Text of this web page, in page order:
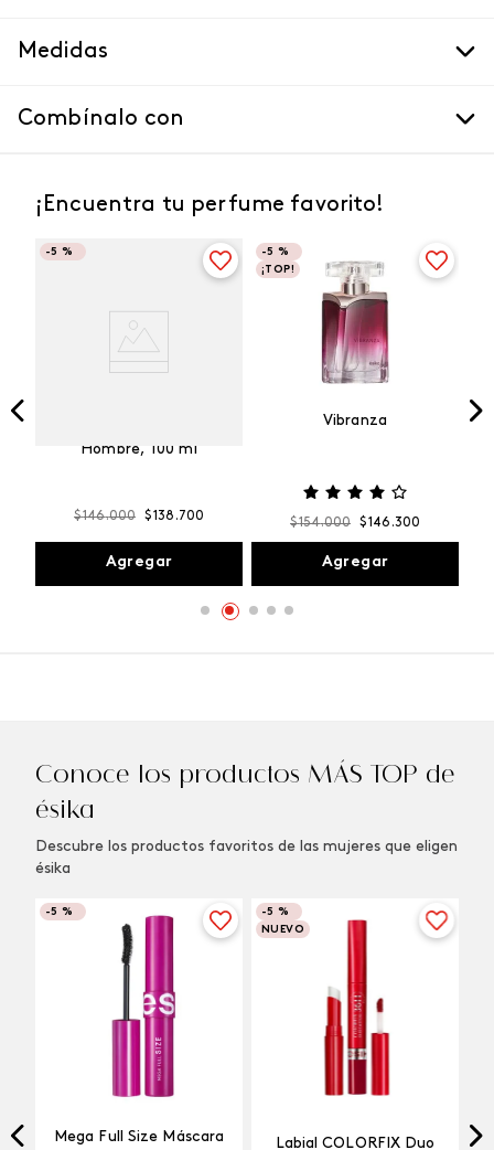
Medidas
Combínalo con
¡Encuentra tu perfume favorito!
-5 %
Hombre, 100 ml
$146.000 $138 .700
Agregar
-5 %
¡TOP!
Vibranza
$154.000 $146 .300
Agregar
Conoce los productos MÁS TOP de
ésika
Descubre los productos favoritos de las mujeres que eligen
ésika
-5 %
Mega Full Size Máscara
-5 %
NUEVO
Labial COLORFIX Duo